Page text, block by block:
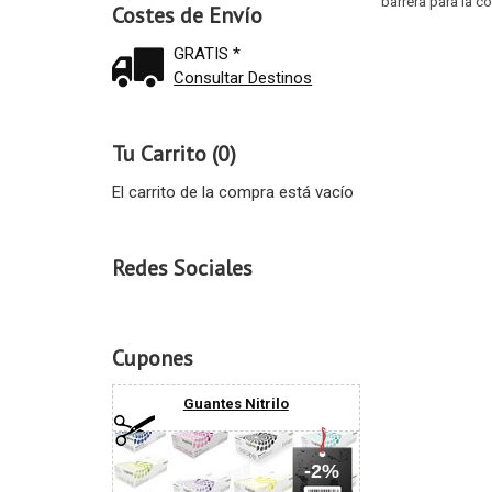
Costes de Envío
GRATIS *
Consultar Destinos
Tu Carrito (0)
El carrito de la compra está vacío
Redes Sociales
Cupones
Guantes Nitrilo
-2%